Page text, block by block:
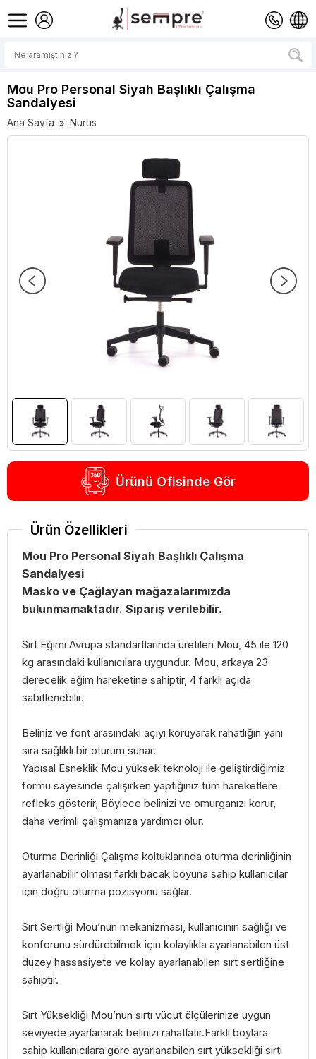
Mou Pro Personal Siyah Başlıklı Çalışma
Sandalyesi
Ana Sayfa » Nurus
Ürünü Ofisinde Gör
Ürün Özellikleri
Mou Pro Personal Siyah Başlıklı Çalışma
Sandalyesi
Masko ve Çağlayan mağazalarımızda
bulunmamaktadır. Sipariş verilebilir.
Sırt Eğimi Avrupa standartlarında üretilen Mou, 45 ile 120
kg arasındaki kullanıcılara uygundur. Mou, arkaya 23
derecelik eğim hareketine sahiptir, 4 farklı açıda
sabitlenebilir.
Beliniz ve font arasındaki açıyı koruyarak rahatlığın yanı
sıra sağlıklı bir oturum sunar.
Yapısal Esneklik Mou yüksek teknoloji ile geliştirdiğimiz
formu sayesinde çalışırken yaptığınız tüm hareketlere
refleks gösterir, Böylece belinizi ve omurganızı korur,
daha verimli çalışmanıza yardımcı olur.
Oturma Derinliği Çalışma koltuklarında oturma derinliğinin
ayarlanabilir olması farklı bacak boyuna sahip kullanıcılar
için doğru oturma pozisyonu sağlar.
Sırt Sertliği Mou’nun mekanizması, kullanıcının sağlığı ve
konforunu sürdürebilmek için kolaylıkla ayarlanabilen üst
düzey hassasiyete ve kolay ayarlanabilen sırt sertliğine
sahiptir.
Sırt Yüksekliği Mou’nun sırtı vücut ölçülerinize uygun
seviyede ayarlanarak belinizi rahatlatır.Farklı boylara
sahip kullanıcılara göre ayarlanabilen sırt yüksekliği sırtı